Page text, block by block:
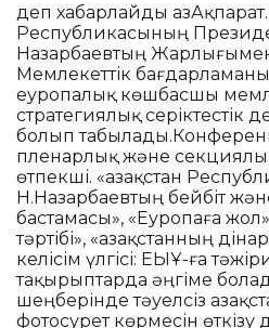
деп хабарлайды ҚазАқпарат.
Республикасының
Назарбаевтың Жарлығымен
Мемлекеттік
еуропалық көшбасшы
стратегиялық серіктестік
болып
пленарлық және
өтпекші. «Қазақстан
Н.Назарбаевтың бейбіт
бастамасы», «Еуропаға
тәртібі», «Қазақстанның
келісім үлгісі: ЕҚЫҰ-ға
тақырыптарда әңгіме
шеңберінде тәуелсіз
фотосурет көрмесін